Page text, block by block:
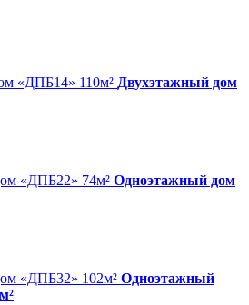
Двухэтажный дом
Одноэтажный дом
Одноэтажный